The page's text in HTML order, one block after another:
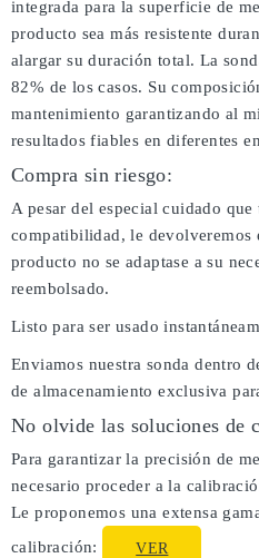
integrada para la superficie de
producto sea más resistente
alargar su duración total. La
82% de los casos. Su
mantenimiento garantizando al
resultados fiables en diferentes
Compra sin riesgo:
A pesar del especial cuidado
compatibilidad, le devolveremos
producto no se adaptase a su
reembolsado.
Listo para ser usado
Enviamos nuestra sonda dentro
de almacenamiento exclusiva
No olvide las soluciones de
Para garantizar la precisión de
necesario proceder a la
Le proponemos una extensa
calibración:
VER